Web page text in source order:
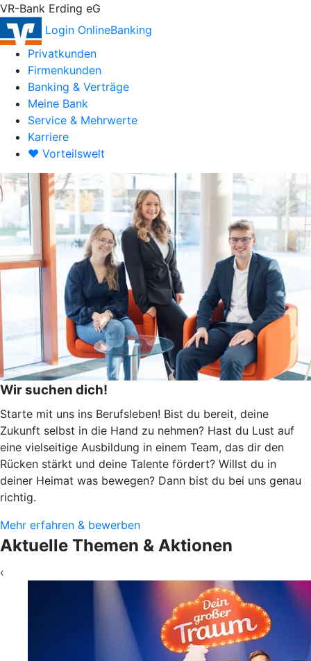
VR-Bank Erding eG
Login OnlineBanking
Privatkunden
Firmenkunden
Banking & Verträge
Meine Bank
Service & Mehrwerte
Karriere
♥ Vorteilswelt
Wir suchen dich!
Starte mit uns ins Berufsleben! Bist du bereit, deine
Zukunft selbst in die Hand zu nehmen? Hast du Lust auf
eine vielseitige Ausbildung in einem Team, das dir den
Rücken stärkt und deine Talente fördert? Willst du in
deiner Heimat was bewegen? Dann bist du bei uns genau
richtig.
Mehr erfahren & bewerben
Aktuelle Themen & Aktionen
‹